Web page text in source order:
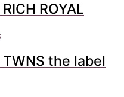
ROYAL
the label